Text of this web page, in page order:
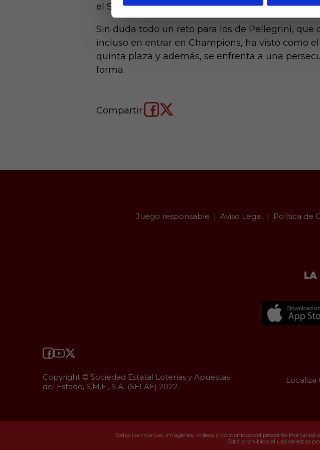
el Sevilla y en la antepenúltima jornada con el
Sin duda todo un reto para los de Pellegrini,
incluso en entrar en Champions, ha visto como
quinta plaza y además, se enfrenta a una
forma.
Compartir:
Juego responsable Aviso Legal Política de
Copyright © Sociedad Estatal Loterías y Apuestas
del Estado, S.M.E., S.A. (SELAE) 2022.
Todas las marcas, imágenes, vídeos y contenidos del presente Portal
Está prohibido el uso de estas